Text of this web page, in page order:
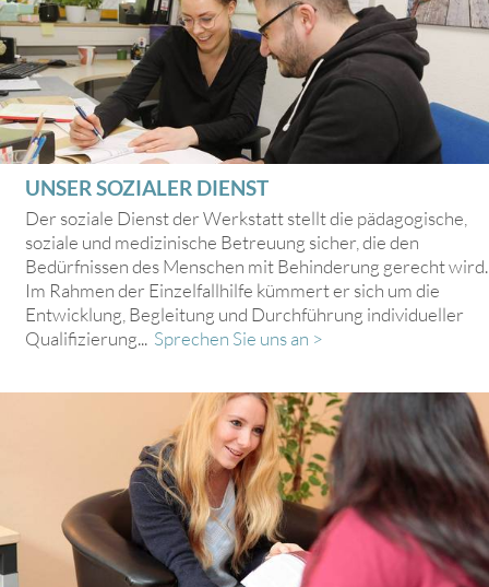
UNSER SOZIALER DIENST
Der soziale Dienst der Werkstatt stellt die pädagogische,
soziale und medizinische Betreuung sicher, die den
Bedürfnissen des Menschen mit Behinderung gerecht wird.
Im Rahmen der Einzelfallhilfe kümmert er sich um die
Entwicklung, Begleitung und Durchführung individueller
Qualifizierung... Sprechen Sie uns an >